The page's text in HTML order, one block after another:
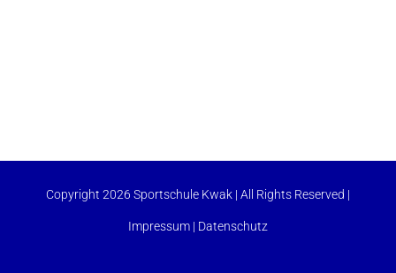
Copyright 2026 Sportschule Kwak | All Rights Reserved |
Impressum | Datenschutz